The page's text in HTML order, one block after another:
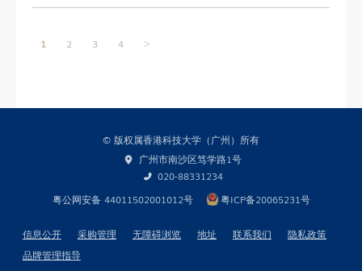
文
章
1 2 3 4 >
© 版权属香港科技大学（广州）所有
广州市南沙区笃学路1号
020-88331234
粤公网安备 44011502001012号
粤ICP备20065231号
信息公开 采购管理 无障碍浏览 地址 联系我们
隐私政策
品牌管理指导